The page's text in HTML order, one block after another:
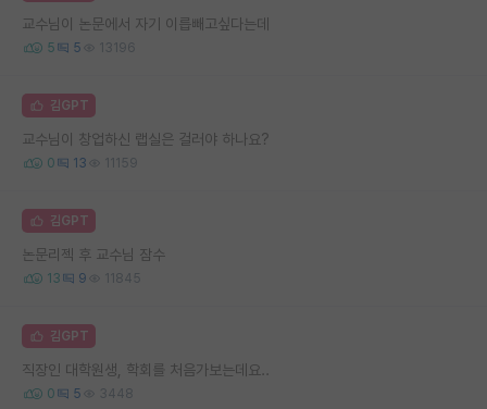
교수님이 논문에서 자기 이릅빼고싶다는데
5 5 13196
김GPT
교수님이 창업하신 랩실은 걸러야 하나요?
0 13 11159
김GPT
논문리젝 후 교수님 잠수
13 9 11845
김GPT
직장인 대학원생, 학회를 처음가보는데요..
0 5 3448